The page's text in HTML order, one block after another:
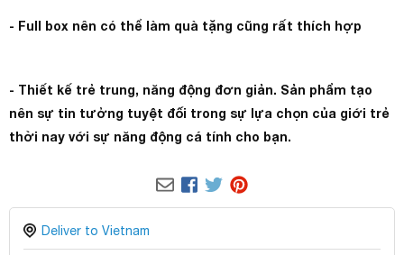
- Full box nên có thể làm quà tặng cũng rất thích hợp
- Thiết kế trẻ trung, năng động đơn giản. Sản phẩm tạo
nên sự tin tưởng tuyệt đối trong sự lựa chọn của giới trẻ
thời nay với sự năng động cá tính cho bạn.
Deliver to Vietnam